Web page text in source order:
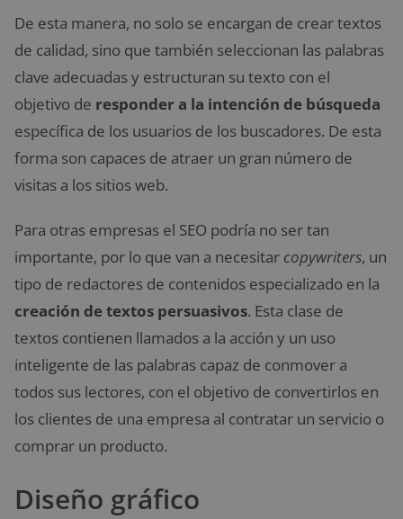
De esta manera, no solo se encargan de crear textos
de calidad, sino que también seleccionan las palabras
clave adecuadas y estructuran su texto con el
objetivo de responder a la intención de búsqueda
específica de los usuarios de los buscadores. De esta
forma son capaces de atraer un gran número de
visitas a los sitios web.
Para otras empresas el SEO podría no ser tan
importante, por lo que van a necesitar copywriters, un
tipo de redactores de contenidos especializado en la
creación de textos persuasivos. Esta clase de
textos contienen llamados a la acción y un uso
inteligente de las palabras capaz de conmover a
todos sus lectores, con el objetivo de convertirlos en
los clientes de una empresa al contratar un servicio o
comprar un producto.
Diseño gráfico